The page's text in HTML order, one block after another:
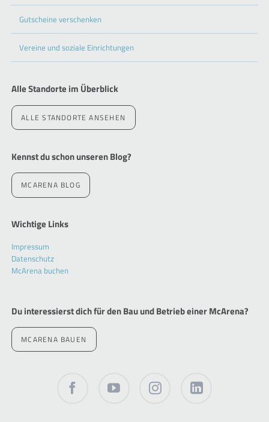
Gutscheine verschenken
Vereine und soziale Einrichtungen
Alle Standorte im Überblick
ALLE STANDORTE ANSEHEN
Kennst du schon unseren Blog?
MCARENA BLOG
Wichtige Links
Navigation
überspringen
Impressum
Datenschutz
McArena buchen
Du interessierst dich für den Bau und Betrieb einer McArena?
MCARENA BAUEN